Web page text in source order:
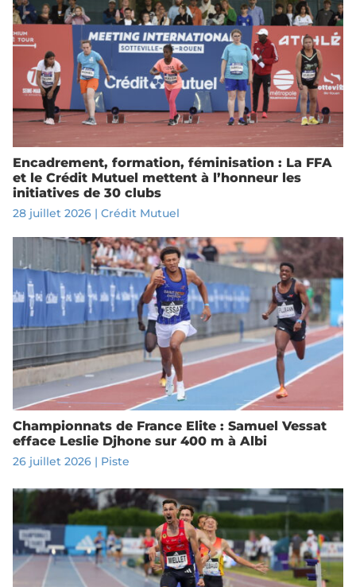
Encadrement, formation, féminisation : La FFA
et le Crédit Mutuel mettent à l’honneur les
initiatives de 30 clubs
28 juillet 2026| Crédit Mutuel
Championnats de France Elite : Samuel Vessat
efface Leslie Djhone sur 400 m à Albi
26 juillet 2026| Piste